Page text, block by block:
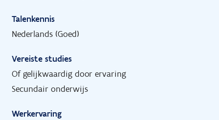
Talenkennis
Nederlands (Goed)
Vereiste studies
Of gelijkwaardig door ervaring
Secundair onderwijs
Werkervaring